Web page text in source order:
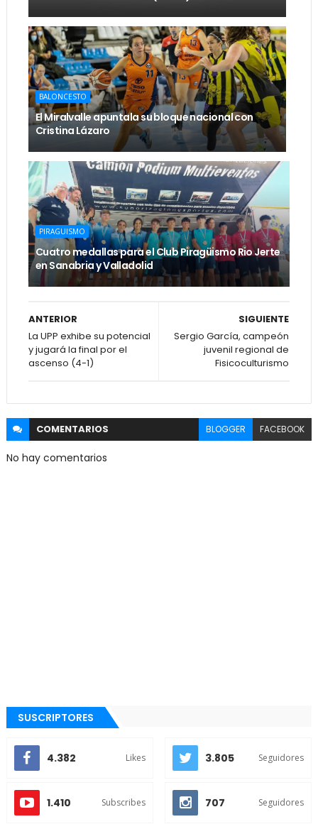
BALONCESTO
El Miralvalle apuntala su bloque nacional con
Cristina Lázaro
PIRAGUISMO
Cuatro medallas para el Club Piragüismo Rio Jerte
en Sanabria y Valladolid
SIGUIENTE
Sergio García, campeón
juvenil regional de
Fisicoculturismo
ANTERIOR
La UPP exhibe su potencial
y jugará la final por el
ascenso (4-1)
COMENTARIOS BLOGGER FACEBOOK
No hay comentarios
SUSCRIPTORES
4.382 Likes 3.805 Seguidores
1.410 Subscribes 707 Seguidores